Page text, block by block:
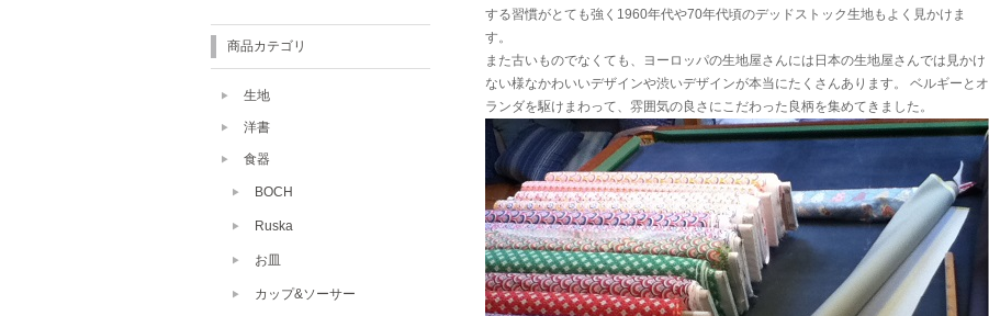
する習慣がとても強く1960年代や70年代頃のデッドストック生地もよく見かけま
す。
また古いものでなくても、ヨーロッパの生地屋さんには日本の生地屋さんでは見かけ
ない様なかわいいデザインや渋いデザインが本当にたくさんあります。 ベルギーとオ
ランダを駆けまわって、雰囲気の良さにこだわった良柄を集めてきました。
商品カテゴリ
生地
洋書
食器
BOCH
Ruska
お皿
カップ&ソーサー